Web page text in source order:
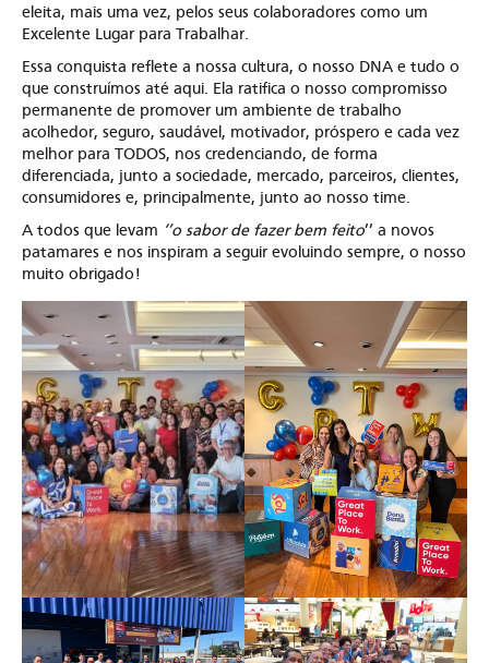
eleita, mais uma vez, pelos seus colaboradores como um
Excelente Lugar para Trabalhar.
Essa conquista reflete a nossa cultura, o nosso DNA e tudo o
que construímos até aqui. Ela ratifica o nosso compromisso
permanente de promover um ambiente de trabalho
acolhedor, seguro, saudável, motivador, próspero e cada vez
melhor para TODOS, nos credenciando, de forma
diferenciada, junto a sociedade, mercado, parceiros, clientes,
consumidores e, principalmente, junto ao nosso time.
A todos que levam ‘’o sabor de fazer bem feito’’ a novos
patamares e nos inspiram a seguir evoluindo sempre, o nosso
muito obrigado!